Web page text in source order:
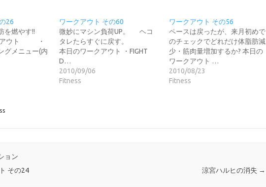
26
を燃やす!!
アウト ・
グメニュー(内
ワークアウト その60
微妙にマシン負荷UP。 ヘコ
タレたらすぐに戻す。
本日のワークアウト ・FIGHT
D…
2010/09/06
Fitness
ワークアウト その56
ペースは戻ったが、来月初めで
のチェックでどれだけ体脂肪減
少・筋肉量増加するか? 本日の
ワークアウト …
2010/08/23
Fitness
ョン
その24 涼宮ハルヒの消失 →